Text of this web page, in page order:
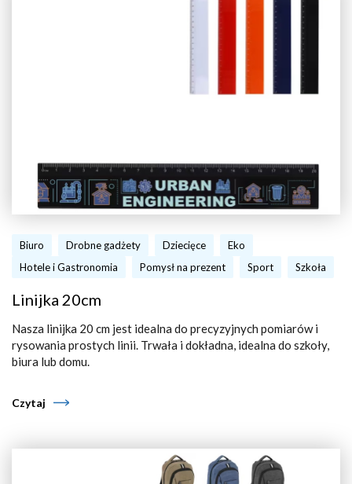
Biuro Drobne gadżety Dziecięce
Eko
Hotele i Gastronomia
Pomysł na prezent Sport Szkoła
Linijka 20cm
Nasza linijka 20 cm jest idealna do precyzyjnych pomiarów i
rysowania prostych linii. Trwała i dokładna, idealna do szkoły,
biura lub domu.
Czytaj